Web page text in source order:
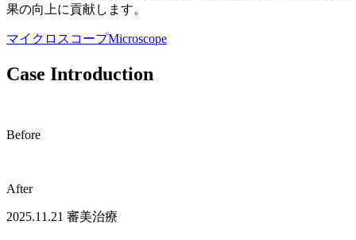
果の向上に貢献します。
マイクロスコープMicroscope
Case Introduction
Before
After
2025.11.21 審美治療